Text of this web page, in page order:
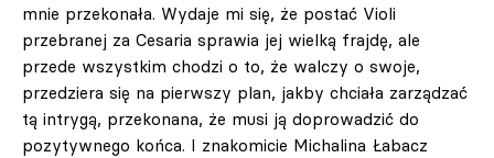
mnie przekonała. Wydaje mi się, że postać Violi
przebranej za Cesaria sprawia jej wielką frajdę, ale
przede wszystkim chodzi o to, że walczy o swoje,
przedziera się na pierwszy plan, jakby chciała zarządzać
tą intrygą, przekonana, że musi ją doprowadzić do
pozytywnego końca. I znakomicie Michalina Łabacz